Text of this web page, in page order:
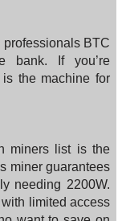
professionals BTC
bank. If you’re
the machine for
miners list is the
miner guarantees
needing 2200W.
limited access